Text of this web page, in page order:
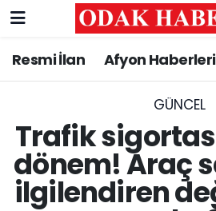
Resmi İlan Afyon Haberleri
GÜNCEL
Trafik
dönem! Araç
ilgilendiren
AFYONKARAHİSAR
ASAYİŞ
GÜNCEL
Nöbetçi Eczaneler
Trafik Durumu
Süper Lig Puan Durumu